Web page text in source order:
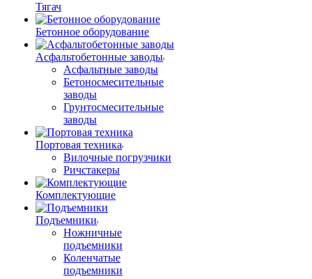
Тягач
Бетонное оборудование
Асфальтобетонные заводы
Асфальтные заводы
Бетоносмесительные
заводы
Грунтосмесительные
заводы
Портовая техника
Вилочные погрузчики
Ричстакеры
Комплектующие
Подъемники
Ножничные
подъемники
Коленчатые
подъемники